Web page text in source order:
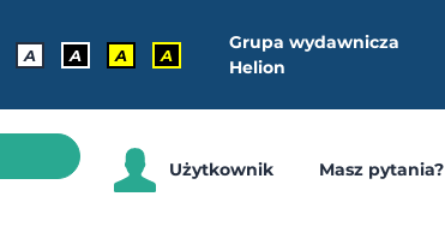
A A A A
Grupa wydawnicza
Helion
Użytkownik Masz pytania?